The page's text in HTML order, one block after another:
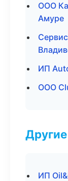
ООО
Амуре
ИП
ООО
ИП